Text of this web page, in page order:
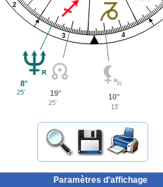
2
3 4
8°
25' 19°
25'
10°
15'
Paramètres d'affichage